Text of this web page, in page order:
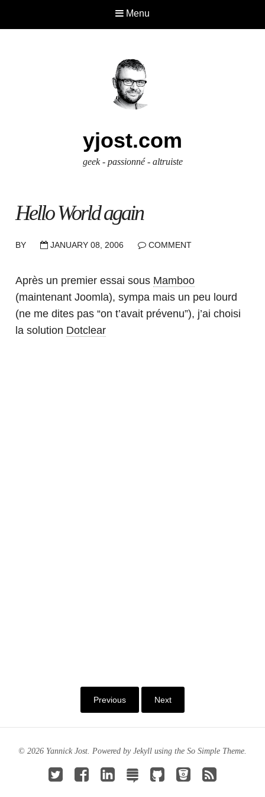
Menu
yjost.com
geek - passionné - altruiste
Hello World again
BY JANUARY 08, 2006 COMMENT
Après un premier essai sous Mamboo
(maintenant Joomla), sympa mais un peu lourd
(ne me dites pas “on t’avait prévenu”), j’ai choisi
la solution Dotclear
Previous Next
© 2026 Yannick Jost. Powered by Jekyll using the So Simple Theme.